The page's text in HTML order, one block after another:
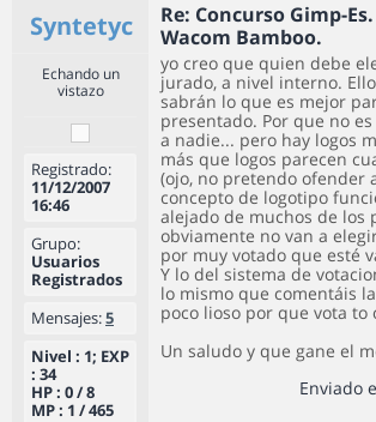
Syntetyc
Re: Concurso Gimp-
Wacom Bamboo.
Echando un
vistazo
Registrado:
11/12/2007
16:46
Grupo:
Usuarios
Registrados
Mensajes:5
Nivel : 1; EXP
: 34
HP : 0 / 8
MP : 1 / 465
yo creo que quien debe
jurado, a nivel interno.
sabrán lo que es mejor
presentado. Por que no
a nadie... pero hay logos
más que logos parecen
(ojo, no pretendo ofender
concepto de logotipo
alejado de muchos de los
obviamente no van a
por muy votado que esté
Y lo del sistema de
lo mismo que comentáis
poco lioso por que vota to
Un saludo y que gane el
Enviado